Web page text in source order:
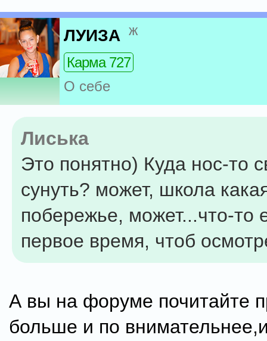
ЛУИЗА ж
Карма 727
О себе
Лиська
Это понятно) Куда нос-то
сунуть? может, школа
побережье, может...что-то
первое время, чтоб
А вы на форуме почитайте
больше и по